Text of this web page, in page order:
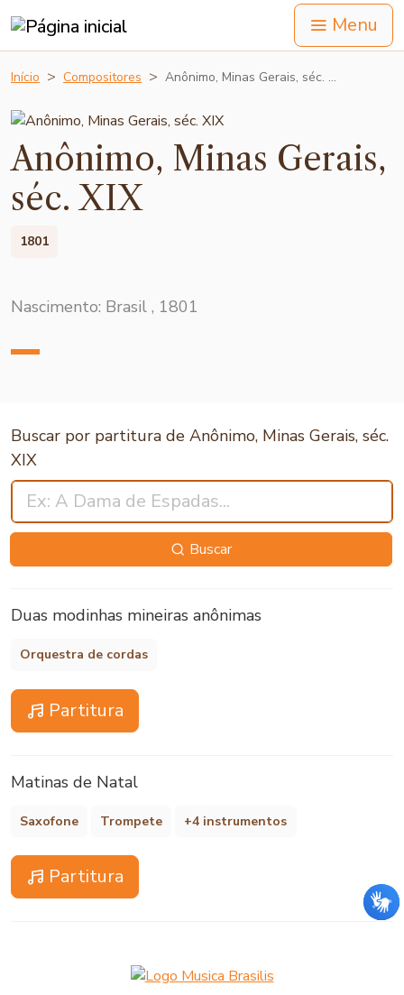
Menu
Início Compositores Anônimo, Minas Gerais, séc. …
Anônimo, Minas Gerais,
séc. XIX
1801
Nascimento: Brasil , 1801
Buscar por partitura de Anônimo, Minas Gerais, séc.
XIX
Buscar
Duas modinhas mineiras anônimas
Orquestra de cordas
Partitura
Matinas de Natal
Saxofone Trompete +4 instrumentos
Partitura